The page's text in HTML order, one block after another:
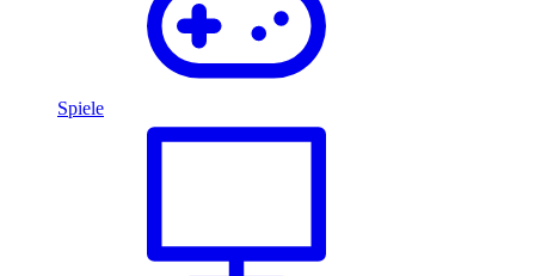
Spiele